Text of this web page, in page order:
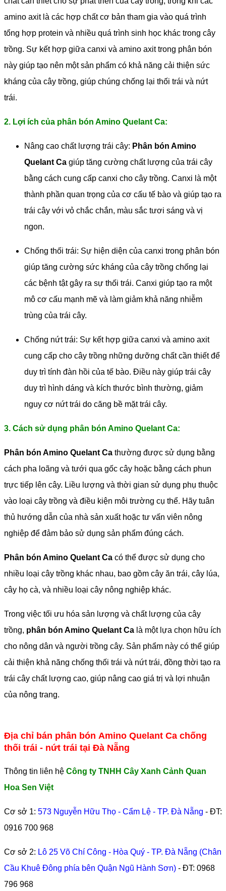
amino axit là các hợp chất cơ bản tham gia vào quá trình
tổng hợp protein và nhiều quá trình sinh học khác trong cây
trồng. Sự kết hợp giữa canxi và amino axit trong phân bón
này giúp tạo nên một sản phẩm có khả năng cải thiện sức
kháng của cây trồng, giúp chúng chống lại thối trái và nứt
trái.
2. Lợi ích của phân bón Amino Quelant Ca:
Nâng cao chất lượng trái cây: Phân bón Amino
Quelant Ca giúp tăng cường chất lượng của trái cây
bằng cách cung cấp canxi cho cây trồng. Canxi là một
thành phần quan trọng của cơ cấu tế bào và giúp tạo ra
trái cây với vỏ chắc chắn, màu sắc tươi sáng và vị
ngon.
Chống thối trái: Sự hiện diện của canxi trong phân bón
giúp tăng cường sức kháng của cây trồng chống lại
các bệnh tật gây ra sự thối trái. Canxi giúp tạo ra một
mô cơ cấu mạnh mẽ và làm giảm khả năng nhiễm
trùng của trái cây.
Chống nứt trái: Sự kết hợp giữa canxi và amino axit
cung cấp cho cây trồng những dưỡng chất cần thiết để
duy trì tính đàn hồi của tế bào. Điều này giúp trái cây
duy trì hình dáng và kích thước bình thường, giảm
nguy cơ nứt trái do căng bề mặt trái cây.
3. Cách sử dụng phân bón Amino Quelant Ca:
Phân bón Amino Quelant Ca thường được sử dụng bằng
cách pha loãng và tưới qua gốc cây hoặc bằng cách phun
trực tiếp lên cây. Liều lượng và thời gian sử dụng phụ thuộc
vào loại cây trồng và điều kiện môi trường cụ thể. Hãy tuân
thủ hướng dẫn của nhà sản xuất hoặc tư vấn viên nông
nghiệp để đảm bảo sử dụng sản phẩm đúng cách.
Phân bón Amino Quelant Ca có thể được sử dụng cho
nhiều loại cây trồng khác nhau, bao gồm cây ăn trái, cây lúa,
cây họ cà, và nhiều loại cây nông nghiệp khác.
Trong việc tối ưu hóa sản lượng và chất lượng của cây
trồng, phân bón Amino Quelant Ca là một lựa chọn hữu ích
cho nông dân và người trồng cây. Sản phẩm này có thể giúp
cải thiện khả năng chống thối trái và nứt trái, đồng thời tạo ra
trái cây chất lượng cao, giúp nâng cao giá trị và lợi nhuận
của nông trang.
Địa chỉ bán phân bón Amino Quelant Ca chống
thối trái - nứt trái tại Đà Nẵng
Thông tin liên hệ Công ty TNHH Cây Xanh Cảnh Quan
Hoa Sen Việt
Cơ sở 1: 573 Nguyễn Hữu Thọ - Cẩm Lệ - TP. Đà Nẵng - ĐT:
0916 700 968
Cơ sở 2: Lô 25 Võ Chí Công - Hòa Quý - TP. Đà Nẵng (Chân
Cầu Khuê Đông phía bên Quận Ngũ Hành Sơn) - ĐT: 0968
796 968